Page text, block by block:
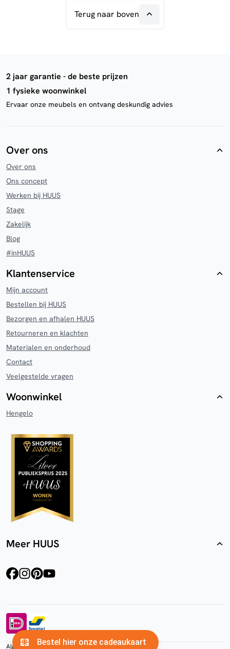
Terug naar boven
2 jaar garantie - de beste prijzen
1 fysieke woonwinkel
Ervaar onze meubels en ontvang deskundig advies
Over ons
Over ons
Ons concept
Werken bij HUUS
Stage
Zakelijk
Blog
#inHUUS
Klantenservice
Mijn account
Bestellen bij HUUS
Bezorgen en afhalen HUUS
Retourneren en klachten
Materialen en onderhoud
Contact
Veelgestelde vragen
Woonwinkel
Hengelo
Meer HUUS
facebookinstagram
pinterest
youtube
Algemene voorwaardenPrivacyverklaringCookies